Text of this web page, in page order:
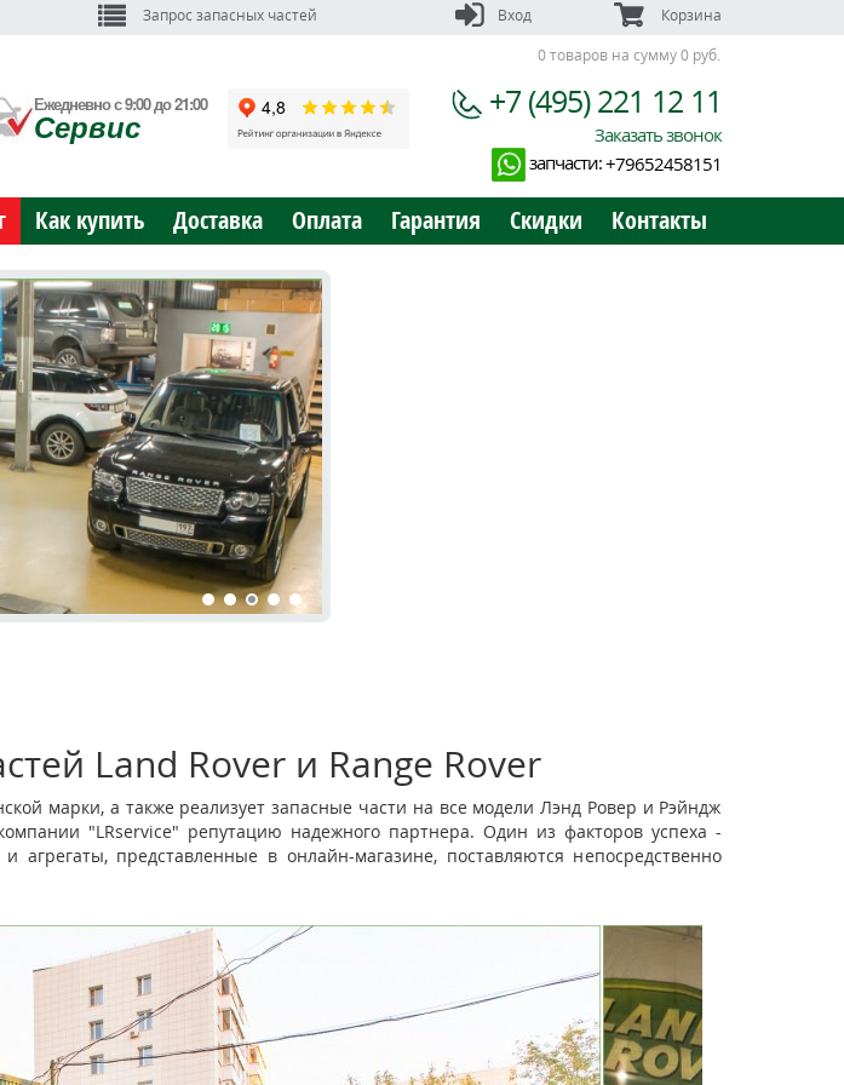
Запрос запасных частей
Корзина
0 товаров на сумму 0 руб.
Вход
Ежедневно с 9:00 до 21:00
Сервис
+7 (495) 221 12 11
Заказать звонок
запчасти:+79652458151
Как купить Доставка Оплата Гарантия Скидки Контакты
Land Rover и Range Rover
марки, а также реализует запасные части на все модели Лэнд Ровер и Рэйндж
"LRservice" репутацию надежного партнера. Один из факторов успеха -
представленные в онлайн-магазине, поставляются непосредственно